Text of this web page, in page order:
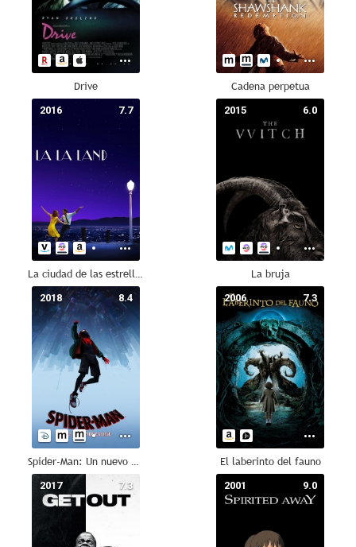
Drive Cadena perpetua
7.7
2016
La ciudad de las estrellas (La La Land)
6.0
2015
La bruja
8.4
2018
Spider-Man: Un nuevo universo
7.3
2006
El laberinto del fauno
7.3
2017 9.0
2001